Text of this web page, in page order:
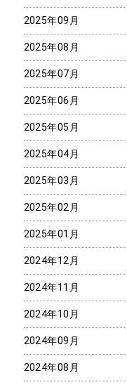
2025年09月
2025年08月
2025年07月
2025年06月
2025年05月
2025年04月
2025年03月
2025年02月
2025年01月
2024年12月
2024年11月
2024年10月
2024年09月
2024年08月